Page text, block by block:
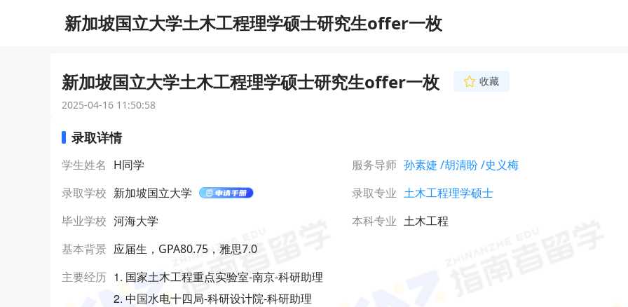
新加坡国立大学土木工程理学硕士研究生offer一枚
新加坡国立大学土木工程理学硕士研究生offer一枚
收藏
2025-04-16 11:50:58
录取详情
学生姓名 H同学 服务导师 孙素婕 /胡清盼/史义梅
录取学校 新加坡国立大学 录取专业 土木工程理学硕士
毕业学校 河海大学 本科专业 土木工程
基本背景 应届生，GPA80.75，雅思7.0
主要经历 1. 国家土木工程重点实验室-南京-科研助理
2. 中国水电十四局-科研设计院-科研助理